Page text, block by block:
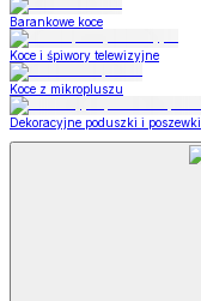
Barankowe koce
Koce i śpiwory telewizyjne
Koce z mikropluszu
Dekoracyjne poduszki i poszewki